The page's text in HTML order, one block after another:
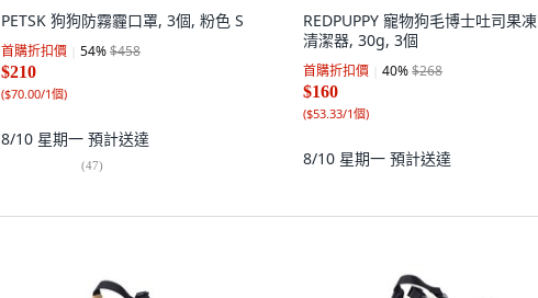
PETSK 狗狗防霧霾口罩, 3個, 粉色 S
首購折扣價 54%$458
$210
($70.00/1個)
8/10 星期一 預計送達
(47)
REDPUPPY 寵物狗毛博士吐司果凍
清潔器, 30g, 3個
首購折扣價 40%$268
$160
($53.33/1個)
8/10 星期一 預計送達